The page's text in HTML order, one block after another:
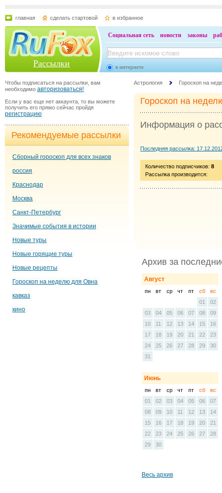
главная сделать стартовой в избранное
Рассылки
Социальная сеть новости законы
в интернете
Чтобы подписаться на рассылки, вам
необходимоавторизоваться!
Если у вас еще нет аккаунта, то вы можете
получить его прямо сейчас пройдя
регистрацию
Рекомендуемые рассылки
Сборный гороскоп для всех знаков
россия
Краснодар
Москва
Санкт-Петербург
Значимые события в истории
Новые туры
Новые горящие туры
Новые рецепты
Гороскоп на неделю для Овна
кавказ
кино
Астрология Гороскоп на
Гороскоп на
Информация о
Последняя рассылка:
Количество подписчиков:8
Рассылка производится:
Архив за
Август
пн вт ср чт пт сб
вс
01
02
03
04 05 06 07 08
09
10
11 12 13 14 15
16
17
18 19 20 21 22
23
24
25 26 27 28 29
30
31
Июнь
пн вт ср чт пт сб
вс
01
02 03 04 05 06
07
08
09 10 11 12 13
14
15
16 17 18 19 20
21
22
23 24 25 26 27
28
29
30
Весь архив